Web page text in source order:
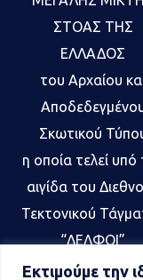
Εκτιμούμε την
ΣΤΟΑΣ ΤΗΣ
ΕΛΛΑΔΟΣ
του Αρχαίου
Σκωτικού
η οποία τελεί υπό
αιγίδα του
Τεκτονικού
“ΔΕΛΦΟΙ”
και εργάζεται